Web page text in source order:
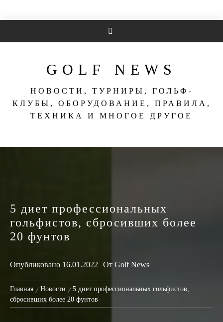
GOLF NEWS
НОВОСТИ, ТУРНИРЫ, ГОЛЬФ-
КЛУБЫ, ОБОРУДОВАНИЕ, ПРАВИЛА,
ТЕХНИКА И МНОГОЕ ДРУГОЕ
5 диет профессиональных
гольфистов, сбросивших более
20 фунтов
Опубликовано 16.01.2022 От Golf News
Главная Новости
5 диет профессиональных гольфистов,
сбросивших более 20 фунтов